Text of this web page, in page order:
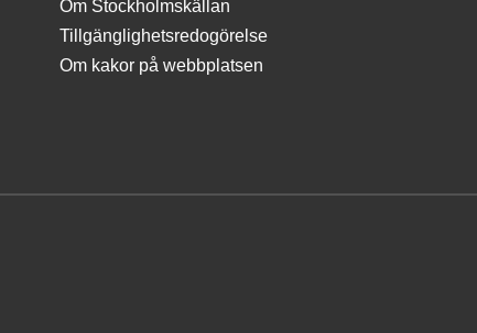
Om Stockholmskällan
Tillgänglighetsredogörelse
Om kakor på webbplatsen